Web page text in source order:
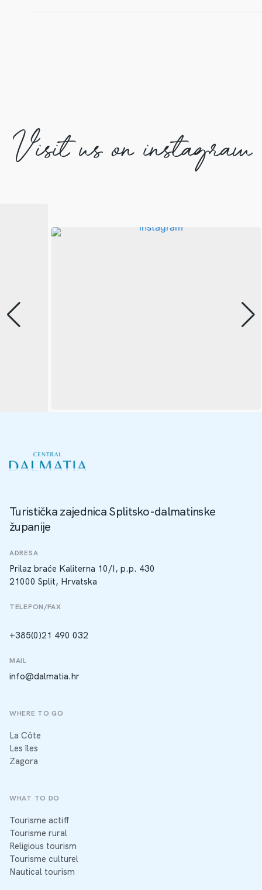
Visit us on instagram
Turistička zajednica Splitsko-dalmatinske
županije
ADRESA
Prilaz braće Kaliterna 10/I, p.p. 430
21000 Split, Hrvatska
TELEFON/FAX
+385(0)21 490 032
MAIL
info@dalmatia.hr
WHERE TO GO
La Côte
Les îles
Zagora
WHAT TO DO
Tourisme actiff
Tourisme rural
Religious tourism
Tourisme culturel
Nautical tourism